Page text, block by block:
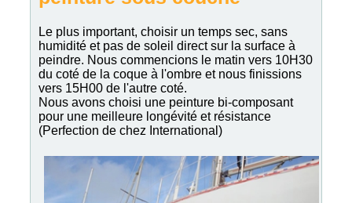
Le plus important, choisir un temps sec, sans
humidité et pas de soleil direct sur la surface à
peindre. Nous commencions le matin vers 10H30
du coté de la coque à l'ombre et nous finissions
vers 15H00 de l'autre coté.
Nous avons choisi une peinture bi-composant
pour une meilleure longévité et résistance
(Perfection de chez International)